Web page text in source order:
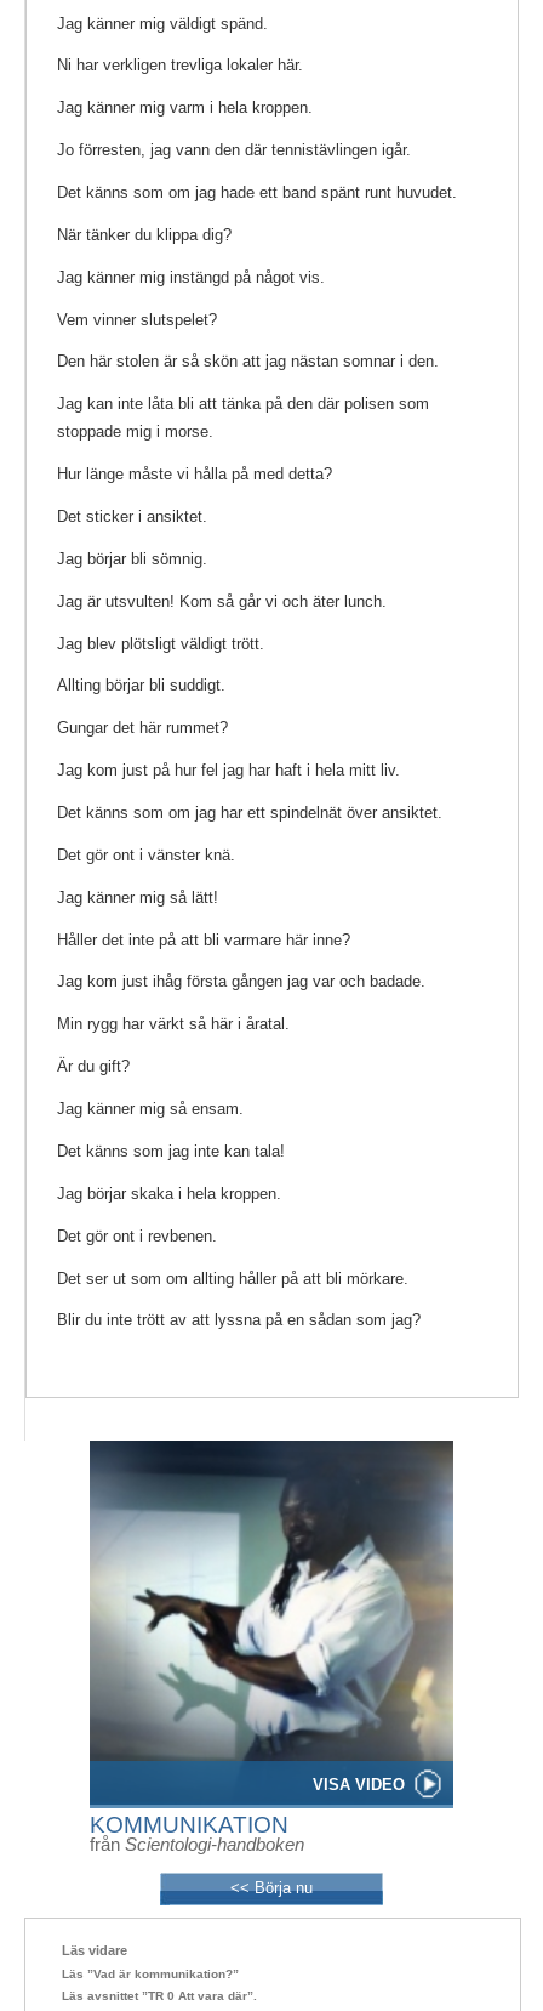
VISA VIDEO
KOMMUNIKATION
från Scientologi-handboken
<< Börja nu
Jag känner mig väldigt spänd.
Ni har verkligen trevliga lokaler här.
Jag känner mig varm i hela kroppen.
Jo förresten, jag vann den där tennistävlingen igår.
Det känns som om jag hade ett band spänt runt huvudet.
När tänker du klippa dig?
Jag känner mig instängd på något vis.
Vem vinner slutspelet?
Den här stolen är så skön att jag nästan somnar i den.
Jag kan inte låta bli att tänka på den där polisen som
stoppade mig i morse.
Hur länge måste vi hålla på med detta?
Det sticker i ansiktet.
Jag börjar bli sömnig.
Jag är utsvulten! Kom så går vi och äter lunch.
Jag blev plötsligt väldigt trött.
Allting börjar bli suddigt.
Gungar det här rummet?
Jag kom just på hur fel jag har haft i hela mitt liv.
Det känns som om jag har ett spindelnät över ansiktet.
Det gör ont i vänster knä.
Jag känner mig så lätt!
Håller det inte på att bli varmare här inne?
Jag kom just ihåg första gången jag var och badade.
Min rygg har värkt så här i åratal.
Är du gift?
Jag känner mig så ensam.
Det känns som jag inte kan tala!
Jag börjar skaka i hela kroppen.
Det gör ont i revbenen.
Det ser ut som om allting håller på att bli mörkare.
Blir du inte trött av att lyssna på en sådan som jag?
Läs vidare
Läs ”Vad är kommunikation?”
Läs avsnittet ”TR 0 Att vara där”.